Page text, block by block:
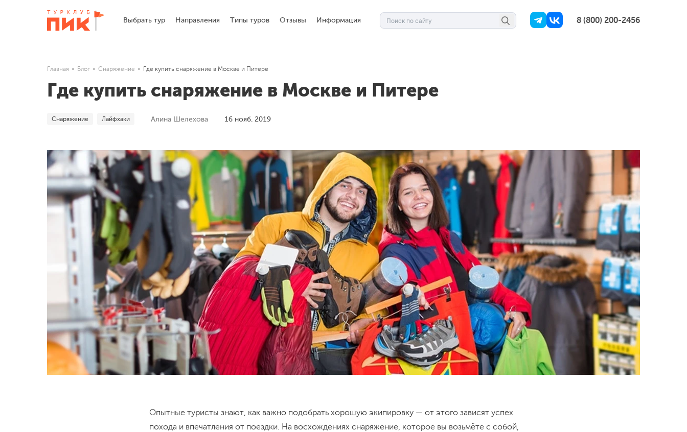
Выбрать тур Направления Типы туров Отзывы Информация 8 (800) 200-2456
Главная Блог Снаряжение Где купить снаряжение в Москве и Питере
Где купить снаряжение в Москве и Питере
Снаряжение Лайфхаки Алина Шелехова 16 нояб. 2019
Опытные туристы знают, как важно подобрать хорошую экипировку — от этого зависят успех
похода и впечатления от поездки. На восхождениях снаряжение, которое вы возьмёте с собой,